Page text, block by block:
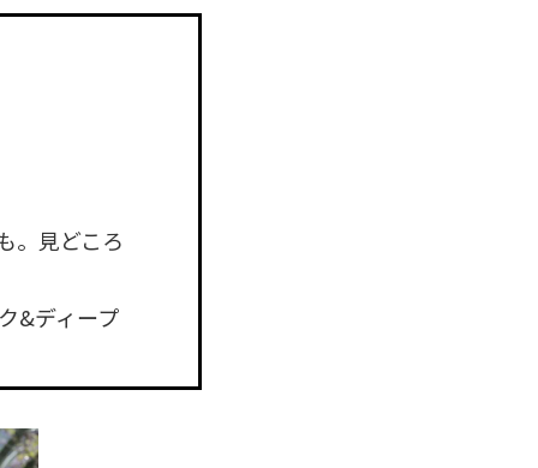
。見どころ
&ディープ